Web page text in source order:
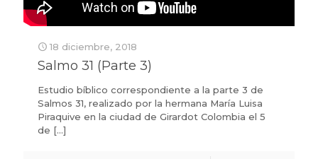
18 diciembre, 2018
Salmo 31 (Parte 3)
Estudio bíblico correspondiente a la parte 3 de
Salmos 31, realizado por la hermana María Luisa
Piraquive en la ciudad de Girardot Colombia el 5
de […]